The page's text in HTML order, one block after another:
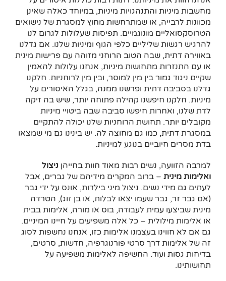
מחשבות מיניות והתנהגויות מיניות, במיוחד כאלה שאינן
מכוונות לרבייה, או שמתרחשות מחוץ למסגרת של נישואים
הטרוסקסואליים מונוגמיים. תפיסות שעלולות לגרום לנו
להרגיש רגשות שליליים כלפי הגוף ומיניות שלנו. אם גדלנו
באווירה דתית, שבה הטוב הרוחני מזוהה עם פרישות מינית
או עם התנזרות מתחושות מיניות, אנחנו עלולות להאמין
שקיים ניגוד גמור בין מין למוסר, ובין מין לרוחניות. חלקנו
גדלנו בסביבה דתית ופרשנו ממנה, בגלל האיסורים על
מיניות. חלקנו חיפשנו קהילה פתוחה יותר, שיש בה זיקה
לדת שלנו, ואחרות חיפשו סביבה שבה ביטויי מיניות
מקובלים יותר. תחושת הרוחניות שלנו יכולה להתקיים
במסגרת דתית, כמו גם מחוצה לה. יש בינינו גם מי שמצאו
בדת מסרים חיוביים בנוגע למיניות.
למרבה הזוועה, נשים רבות מאוד חוות בחייהן ניצול
ואלימות מינית – ברוב המקרים מידיהם של גברים, אבל
לעתים גם מידי נשים. ניצול מיני בילדות, אונס על ידי גבר
(אם גבר זר, גבר שעמו יצאו לבלות, או בן זוג), הטרדה
מינית שביצעו עמית לעבודה, בוס או מורה, אלימות בבית
או אלימות מילולית – כל אלה משפיעים על חיינו המיניים.
גם אם לא חווינו בעצמנו אלימות כזו, אנחנו נחשפות לסוג
זה של אלימות דרך סרטי פורנוגרפיה, חדשות, סרטים,
בדיחות גסות ועוד. החשיפה לאלימות משפיעה על
תחושותינו.